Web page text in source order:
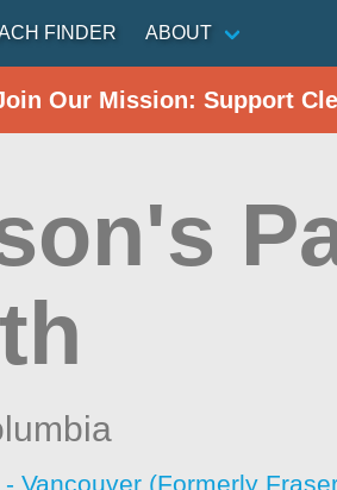
FINDER ABOUT
Our Mission: Support
Vancouver (Formerly